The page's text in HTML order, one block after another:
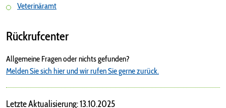
Veterinäramt
Rückrufcenter
Allgemeine Fragen oder nichts gefunden?
Melden Sie sich hier und wir rufen Sie gerne zurück.
Letzte Aktualisierung: 13.10.2025